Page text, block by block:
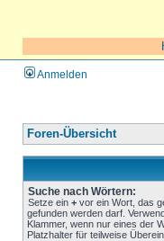
Anmelden
Foren-Übersicht
Suche nach Wörtern:
Setze ein + vor ein Wort, das
gefunden werden darf.
Klammer, wenn nur eines der
Platzhalter für teilweise